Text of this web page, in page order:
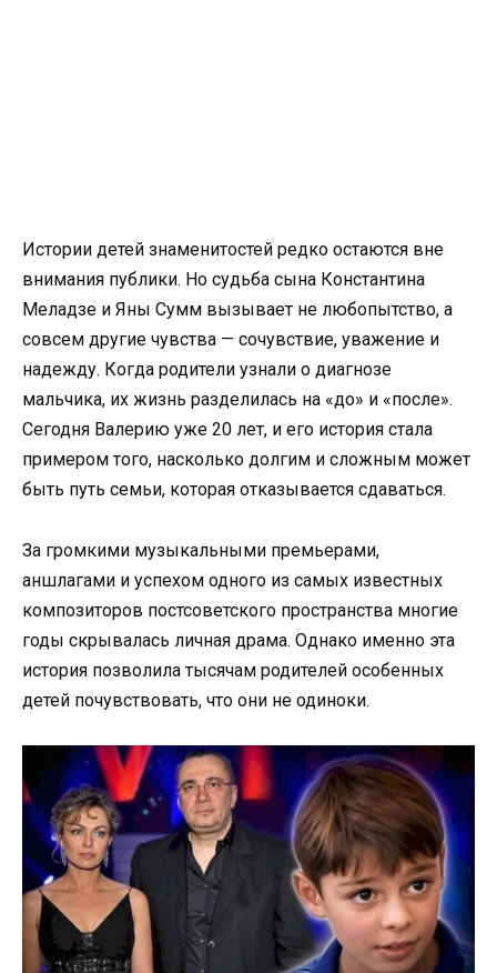
Истории детей знаменитостей редко остаются вне
внимания публики. Но судьба сына Константина
Меладзе и Яны Сумм вызывает не любопытство, а
совсем другие чувства — сочувствие, уважение и
надежду. Когда родители узнали о диагнозе
мальчика, их жизнь разделилась на «до» и «после».
Сегодня Валерию уже 20 лет, и его история стала
примером того, насколько долгим и сложным может
быть путь семьи, которая отказывается сдаваться.
За громкими музыкальными премьерами,
аншлагами и успехом одного из самых известных
композиторов постсоветского пространства многие
годы скрывалась личная драма. Однако именно эта
история позволила тысячам родителей особенных
детей почувствовать, что они не одиноки.